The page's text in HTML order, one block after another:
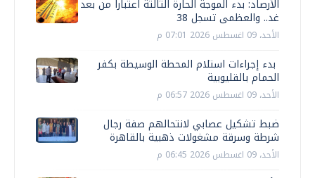
الأرصاد: بدء الموجة الحارة الثالثة اعتبارا من بعد
غد.. والعظمى تسجل 38
الأحد، 09 اغسطس 2026 07:01 م
بدء إجراءات استلام المحطة الوسيطة بكفر
الحمام بالقليوبية
الأحد، 09 اغسطس 2026 06:57 م
ضبط تشكيل عصابي لانتحالهم صفة رجال
شرطة وسرقة مشغولات ذهبية بالقاهرة
الأحد، 09 اغسطس 2026 06:45 م